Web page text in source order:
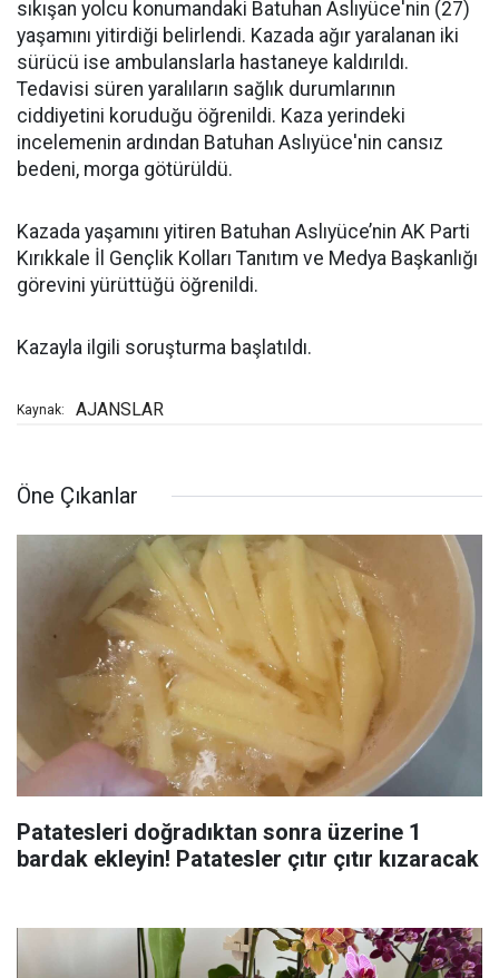
sıkışan yolcu konumandaki Batuhan Aslıyüce'nin (27)
yaşamını yitirdiği belirlendi. Kazada ağır yaralanan iki
sürücü ise ambulanslarla hastaneye kaldırıldı.
Tedavisi süren yaralıların sağlık durumlarının
ciddiyetini koruduğu öğrenildi. Kaza yerindeki
incelemenin ardından Batuhan Aslıyüce'nin cansız
bedeni, morga götürüldü.
Kazada yaşamını yitiren Batuhan Aslıyüce’nin AK Parti
Kırıkkale İl Gençlik Kolları Tanıtım ve Medya Başkanlığı
görevini yürüttüğü öğrenildi.
Kazayla ilgili soruşturma başlatıldı.
Kaynak: AJANSLAR
Öne Çıkanlar
Patatesleri doğradıktan sonra üzerine 1
bardak ekleyin! Patatesler çıtır çıtır kızaracak